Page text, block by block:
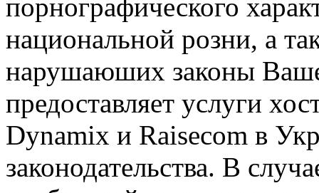
порнографического
национальной розни, а
нарушаюших законы
предоставляет услуги
Dynamix и Raisecom в
законодательства. В